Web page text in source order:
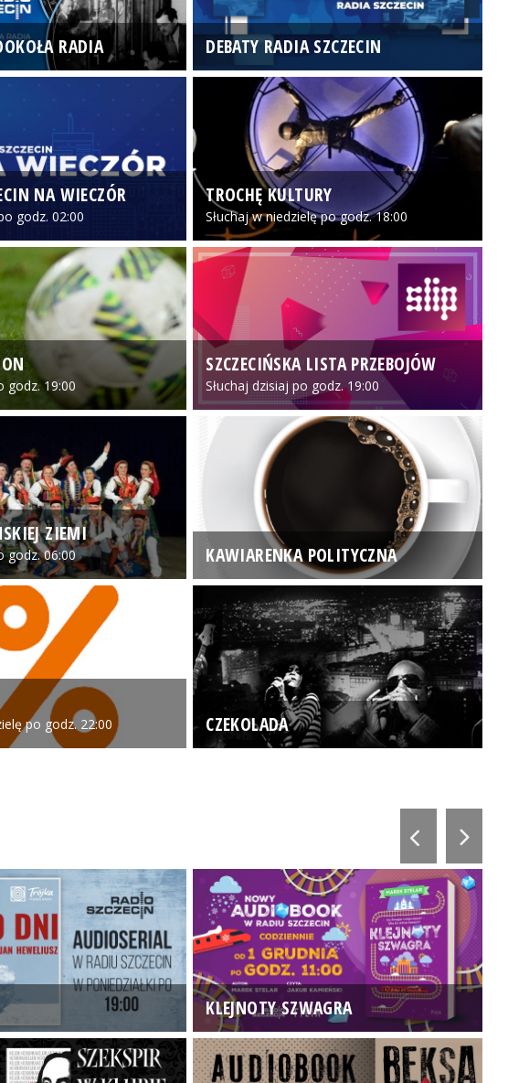
RADIA DEBATY RADIA SZCZECIN
NA WIECZÓR
godz. 02:00
TROCHĘ KULTURY
Słuchaj w niedzielę po godz. 18:00
godz. 19:00
SZCZECIŃSKA LISTA PRZEBOJÓW
Słuchaj dzisiaj po godz. 19:00
ZIEMI
godz. 06:00 KAWIARENKA POLITYCZNA
po godz. 22:00 CZEKOLADA
KLEJNOTY SZWAGRA